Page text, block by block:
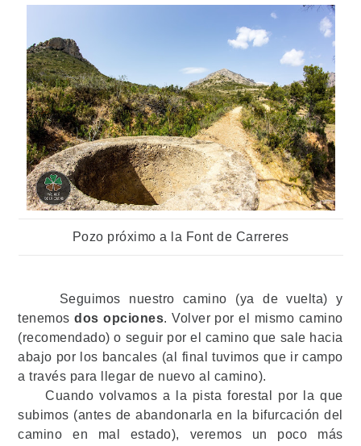
Pozo próximo a la Font de Carreres
Seguimos nuestro camino (ya de vuelta) y
tenemosdos opciones. Volver por el mismo camino
(recomendado) o seguir por el camino que sale hacia
abajo por los bancales (al final tuvimos que ir campo
a través para llegar de nuevo al camino).
Cuando volvamos a la pista forestal por la que
subimos (antes de abandonarla en la bifurcación del
camino en mal estado), veremos un poco más